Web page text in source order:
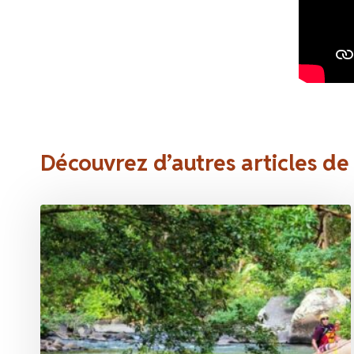
Découvrez d’autres articles